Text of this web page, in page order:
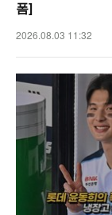
폼]
2026.08.03 11:32